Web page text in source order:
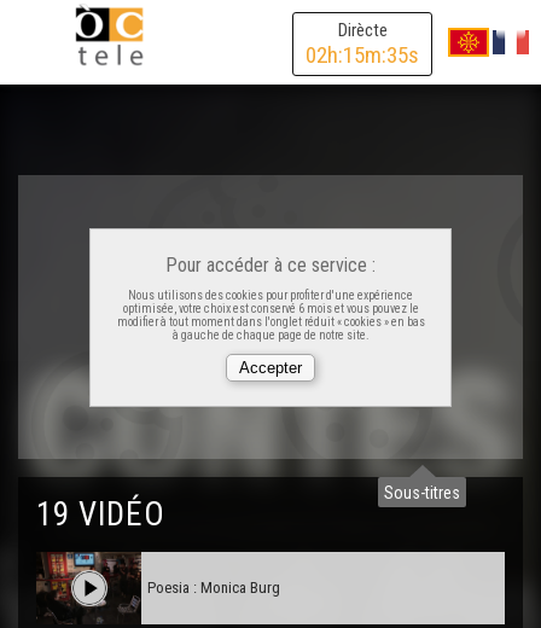
Dirècte
02h:15m:35s
Sous-titres
Pour accéder à ce service :
Nous utilisons des cookies pour profiter d'une expérience
optimisée, votre choix est conservé 6 mois et vous pouvez le
modifier à tout moment dans l'onglet réduit « cookies » en bas
à gauche de chaque page de notre site.
19 VIDÉO
Poesia : Monica Burg